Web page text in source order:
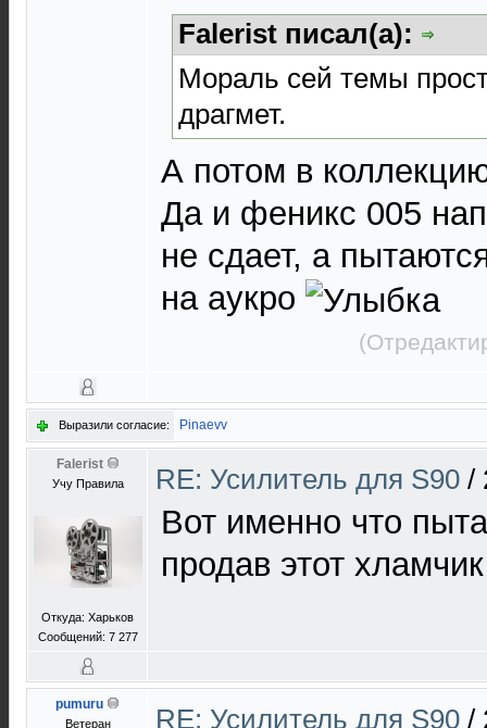
Falerist писал(а):
Мораль сей темы
драгмет.
А потом в
Да и феникс 005
не сдает, а
на аукро
Выразили согласие: Pinaevv
Falerist
Учу Правила
Откуда: Харьков
Сообщений: 7 277
RE: Усилитель для S90 /
Вот именно что
продав этот
pumuru
Ветеран RE: Усилитель для S90 /